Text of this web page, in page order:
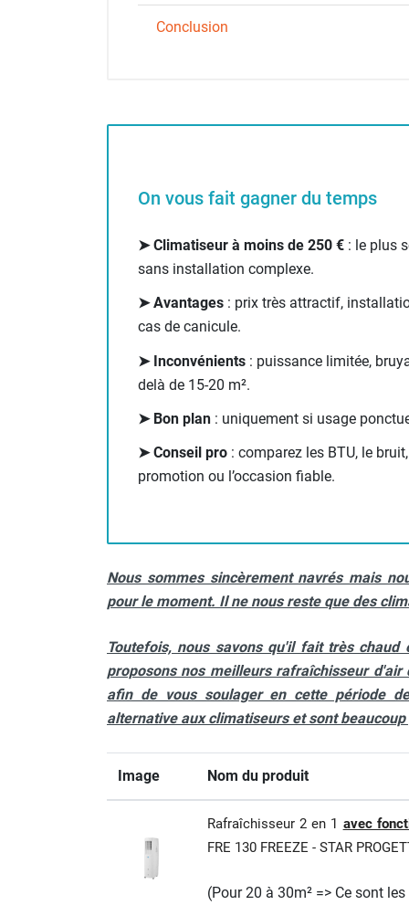
Déshydrateur
Hygiène
Chauffage fixe atelier
Chauffage d'atelier fixe au fioul et
Chauffage au fioul avec réservoir
intégré
Chauffage au fioul à raccorder sur
citerne
Chauffage polycombustible / huile
Chauffage d'atelier fixe avec brûleur
Chauffage d'atelier suspendu
Chauffage suspendu au fioul
Chauffage suspendu au gaz
Chauffage FARM au fioul
carton
Chaudière fixe à eau
Aérotherme électrique
Aérotherme au gaz
Aérotherme à eau chaude ou froide
Aérotherme au fioul
(détente directe)
Chauffage mobile électrique, fioul et
gaz
Chauffage mobile électrique
Chauffage électrique soufflant
Chauffage haute température pour
étuvage industriel ou destruction
Conclusion
On vous fait gagner du temps
➤ Climatiseur à moins de 250 € : le plus
sans installation complexe.
➤ Avantages : prix très attractif,
cas de canicule.
➤ Inconvénients : puissance limitée,
delà de 15-20 m².
➤ Bon plan : uniquement si usage
➤ Conseil pro : comparez les BTU, le
promotion ou l’occasion fiable.
Nous sommes sincèrement navrés mais
pour le moment. Il ne nous reste que des
Toutefois, nous savons qu'il fait très
proposons nos meilleurs rafraîchisseur
afin de vous soulager en cette période
alternative aux climatiseurs et sont
Image Nom du produit
Rafraîchisseur 2 en 1 avec
FRE 130 FREEZE - STAR
(Pour 20 à 30m² => Ce sont